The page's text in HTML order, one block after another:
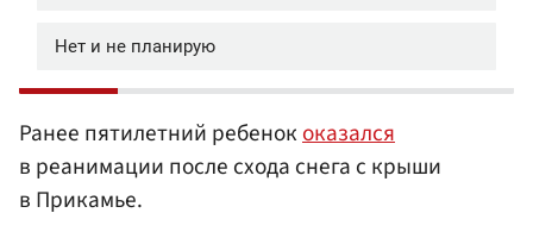
Ранее пятилетний ребенококазался
в реанимации после схода снега с крыши
в Прикамье.